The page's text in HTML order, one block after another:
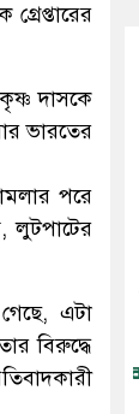
দাসকে
ভারতের
পরে
লুটপাটের
এটা
বিরুদ্ধে